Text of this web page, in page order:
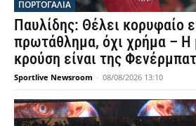
ΠΟΡΤΟΓΑΛΙΑ
Παυλίδης: Θέλει κορυφαίο
πρωτάθλημα, όχι χρήμα – Η
κρούση είναι της
Sportlive Newsroom - 08/08/2026 13:10